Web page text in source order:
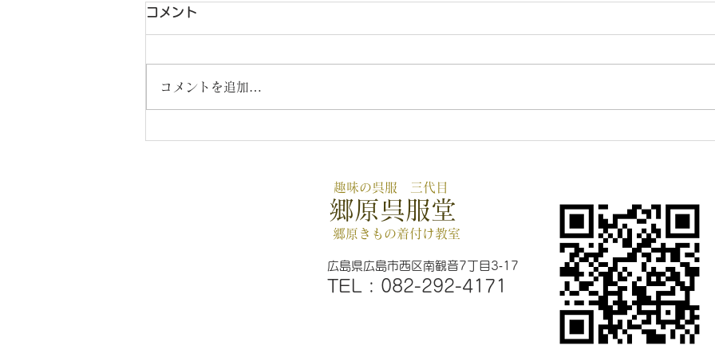
8月のご案内👘
新作キモノ展開催中👘 7月
コメント
コメントを追加…
郷原呉服堂
郷原きもの着付け教室
趣味の呉服 三代目
広島県広島市西区南観音7丁目3‐17
TEL : 082-292-4171